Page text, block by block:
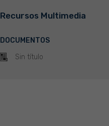
Recursos Multimedia
DOCUMENTOS
Sin título